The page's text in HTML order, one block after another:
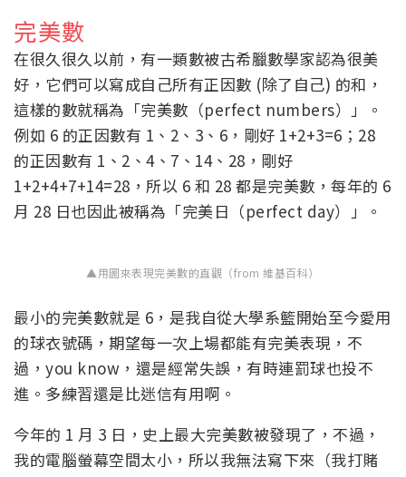
完美數
在很久很久以前，有一類數被古希臘數學家認為很美
好，它們可以寫成自己所有正因數 (除了自己) 的和，
這樣的數就稱為「完美數（perfect numbers）」。
例如 6 的正因數有 1、2、3、6，剛好 1+2+3=6；28
的正因數有 1、2、4、7、14、28，剛好
1+2+4+7+14=28，所以 6 和 28 都是完美數，每年的 6
月 28 日也因此被稱為「完美日（perfect day）」。
▲用圖來表現完美數的直觀（from 維基百科）
最小的完美數就是 6，是我自從大學系籃開始至今愛用
的球衣號碼，期望每一次上場都能有完美表現，不
過，you know，還是經常失誤，有時連罰球也投不
進。多練習還是比迷信有用啊。
今年的 1 月 3 日，史上最大完美數被發現了，不過，
我的電腦螢幕空間太小，所以我無法寫下來（我打賭